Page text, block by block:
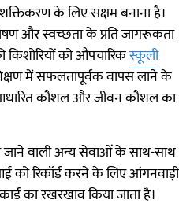
के लिए सक्षम बनाना है।
और स्वच्छता के प्रति जागरूकता
किशोरियों को औपचारिकस्कूली
में सफलतापूर्वक वापस लाने के
कौशल और जीवन कौशल का
जाने वाली अन्य सेवाओं के साथ-साथ
को रिकॉर्ड करने के लिए आंगनवाड़ी
कार्ड का रखरखाव किया जाता है।